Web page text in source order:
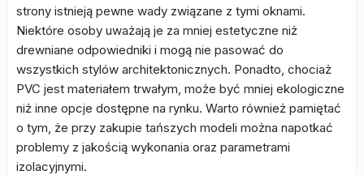
strony istnieją pewne wady związane z tymi oknami.
Niektóre osoby uważają je za mniej estetyczne niż
drewniane odpowiedniki i mogą nie pasować do
wszystkich stylów architektonicznych. Ponadto, chociaż
PVC jest materiałem trwałym, może być mniej ekologiczne
niż inne opcje dostępne na rynku. Warto również pamiętać
o tym, że przy zakupie tańszych modeli można napotkać
problemy z jakością wykonania oraz parametrami
izolacyjnymi.